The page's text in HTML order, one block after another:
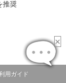
推奨
用ガイド